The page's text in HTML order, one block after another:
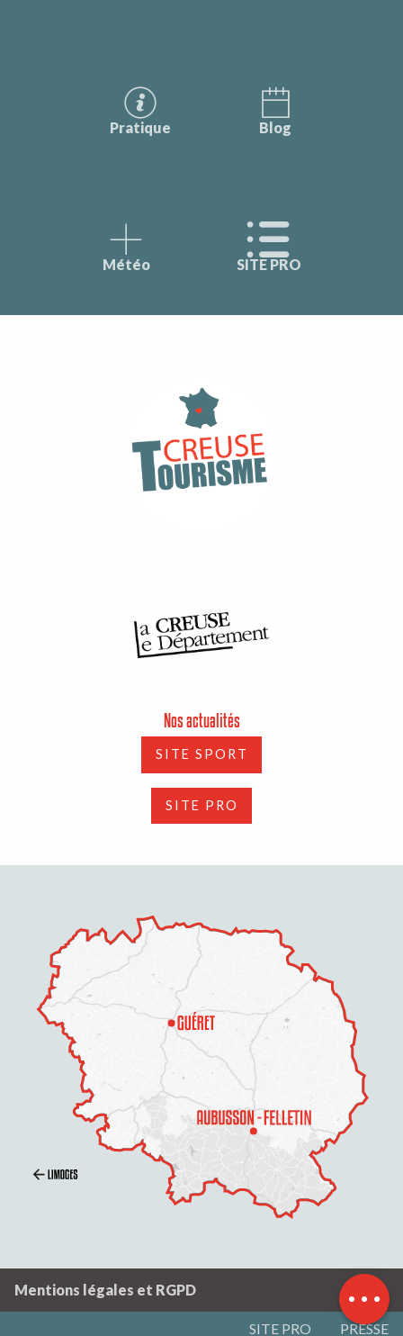
Description
Prestations
Tarifs
Pratique Blog
Météo SITE PRO
Nos actualités
SITE SPORT
SITE PRO
Mentions légales et RGPD
SITE PRO PRESSE